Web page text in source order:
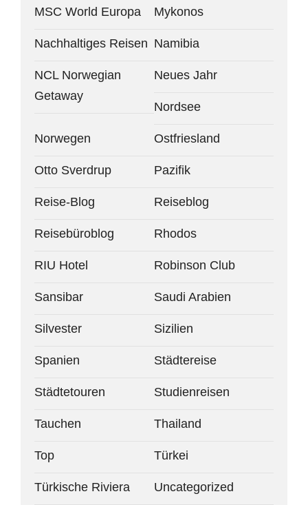
MSC World Europa Mykonos
Nachhaltiges Reisen Namibia
NCL Norwegian
Getaway
Neues Jahr
Nordsee
Norwegen Ostfriesland
Otto Sverdrup Pazifik
Reise-Blog Reiseblog
Reisebüroblog Rhodos
RIU Hotel Robinson Club
Sansibar Saudi Arabien
Silvester Sizilien
Spanien Städtereise
Städtetouren Studienreisen
Tauchen Thailand
Top Türkei
Türkische Riviera Uncategorized